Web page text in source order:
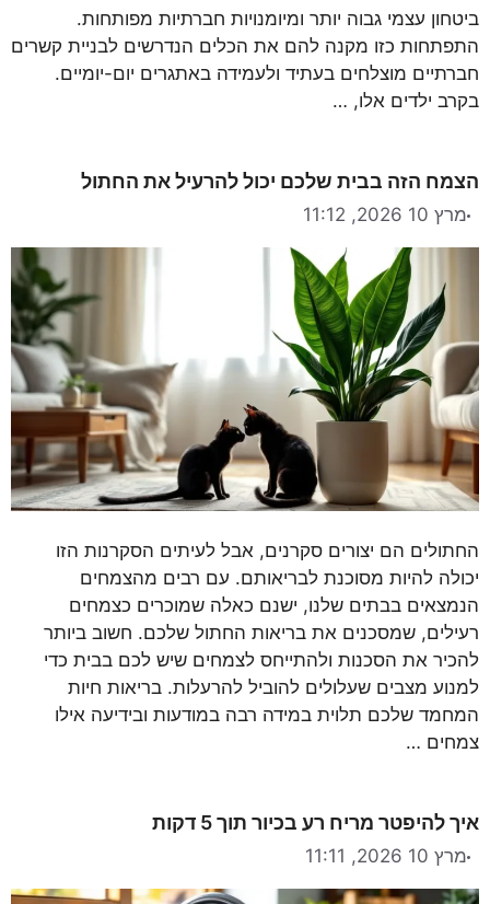
ביטחון עצמי גבוה יותר ומיומנויות חברתיות מפותחות.
התפתחות כזו מקנה להם את הכלים הנדרשים לבניית קשרים
חברתיים מוצלחים בעתיד ולעמידה באתגרים יום-יומיים.
בקרב ילדים אלו, …
הצמח הזה בבית שלכם יכול להרעיל את החתול
מרץ 10 2026, 11:12
החתולים הם יצורים סקרנים, אבל לעיתים הסקרנות הזו
יכולה להיות מסוכנת לבריאותם. עם רבים מהצמחים
הנמצאים בבתים שלנו, ישנם כאלה שמוכרים כצמחים
רעילים, שמסכנים את בריאות החתול שלכם. חשוב ביותר
להכיר את הסכנות ולהתייחס לצמחים שיש לכם בבית כדי
למנוע מצבים שעלולים להוביל להרעלות. בריאות חיות
המחמד שלכם תלוית במידה רבה במודעות ובידיעה אילו
צמחים …
איך להיפטר מריח רע בכיור תוך 5 דקות
מרץ 10 2026, 11:11